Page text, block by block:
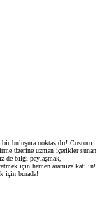
buluşma noktasıdır! Custom
üzerine uzman içerikler sunan
de bilgi paylaşmak,
için hemen aramıza katılın!
için burada!